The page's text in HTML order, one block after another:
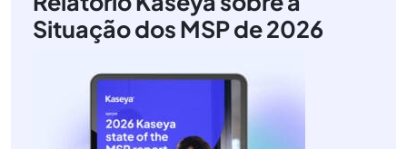
Situação dos MSP de 2026